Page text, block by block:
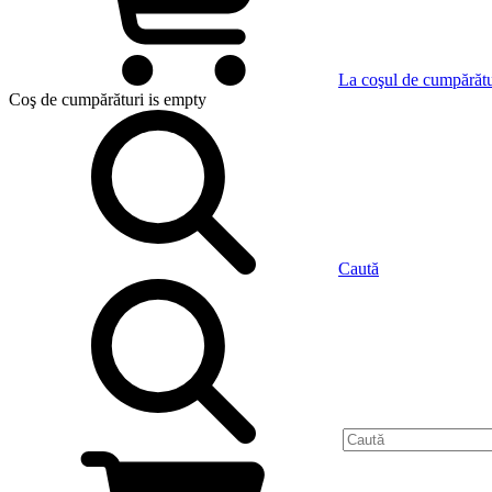
La coşul de
Coş de cumpărături is empty
Caută